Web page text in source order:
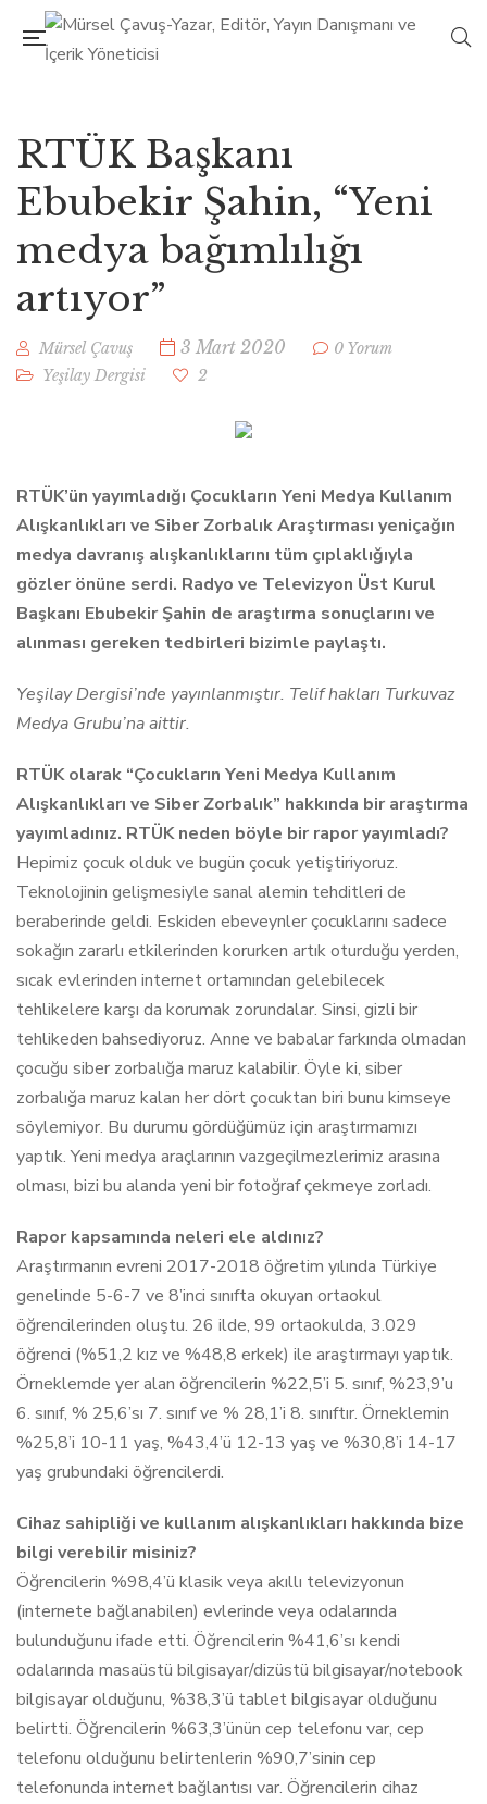
RTÜK Başkanı
Ebubekir Şahin, “Yeni
medya bağımlılığı
artıyor”
Mürsel Çavuş 3 Mart 2020
0 Yorum
Yeşilay Dergisi
2
RTÜK’ün yayımladığı Çocukların Yeni Medya Kullanım
Alışkanlıkları ve Siber Zorbalık Araştırması yeniçağın
medya davranış alışkanlıklarını tüm çıplaklığıyla
gözler önüne serdi. Radyo ve Televizyon Üst Kurul
Başkanı Ebubekir Şahin de araştırma sonuçlarını ve
alınması gereken tedbirleri bizimle paylaştı.
Yeşilay Dergisi’nde yayınlanmıştır. Telif hakları Turkuvaz
Medya Grubu’na aittir.
RTÜK olarak “Çocukların Yeni Medya Kullanım
Alışkanlıkları ve Siber Zorbalık” hakkında bir araştırma
yayımladınız. RTÜK neden böyle bir rapor yayımladı?
Hepimiz çocuk olduk ve bugün çocuk yetiştiriyoruz.
Teknolojinin gelişmesiyle sanal alemin tehditleri de
beraberinde geldi. Eskiden ebeveynler çocuklarını sadece
sokağın zararlı etkilerinden korurken artık oturduğu yerden,
sıcak evlerinden internet ortamından gelebilecek
tehlikelere karşı da korumak zorundalar. Sinsi, gizli bir
tehlikeden bahsediyoruz. Anne ve babalar farkında olmadan
çocuğu siber zorbalığa maruz kalabilir. Öyle ki, siber
zorbalığa maruz kalan her dört çocuktan biri bunu kimseye
söylemiyor. Bu durumu gördüğümüz için araştırmamızı
yaptık. Yeni medya araçlarının vazgeçilmezlerimiz arasına
olması, bizi bu alanda yeni bir fotoğraf çekmeye zorladı.
Rapor kapsamında neleri ele aldınız?
Araştırmanın evreni 2017-2018 öğretim yılında Türkiye
genelinde 5-6-7 ve 8’inci sınıfta okuyan ortaokul
öğrencilerinden oluştu. 26 ilde, 99 ortaokulda, 3.029
öğrenci (%51,2 kız ve %48,8 erkek) ile araştırmayı yaptık.
Örneklemde yer alan öğrencilerin %22,5’i 5. sınıf, %23,9’u
6. sınıf, % 25,6’sı 7. sınıf ve % 28,1’i 8. sınıftır. Örneklemin
%25,8’i 10-11 yaş, %43,4’ü 12-13 yaş ve %30,8’i 14-17
yaş grubundaki öğrencilerdi.
Cihaz sahipliği ve kullanım alışkanlıkları hakkında bize
bilgi verebilir misiniz?
Öğrencilerin %98,4’ü klasik veya akıllı televizyonun
(internete bağlanabilen) evlerinde veya odalarında
bulunduğunu ifade etti. Öğrencilerin %41,6’sı kendi
odalarında masaüstü bilgisayar/dizüstü bilgisayar/notebook
bilgisayar olduğunu, %38,3’ü tablet bilgisayar olduğunu
belirtti. Öğrencilerin %63,3’ünün cep telefonu var, cep
telefonu olduğunu belirtenlerin %90,7’sinin cep
telefonunda internet bağlantısı var. Öğrencilerin cihaz